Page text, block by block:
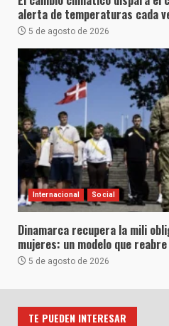
alerta de temperaturas cada
5 de agosto de 2026
Internacional Social
Dinamarca recupera la mili
mujeres: un modelo que
5 de agosto de 2026
TE PUEDEN INTERESAR